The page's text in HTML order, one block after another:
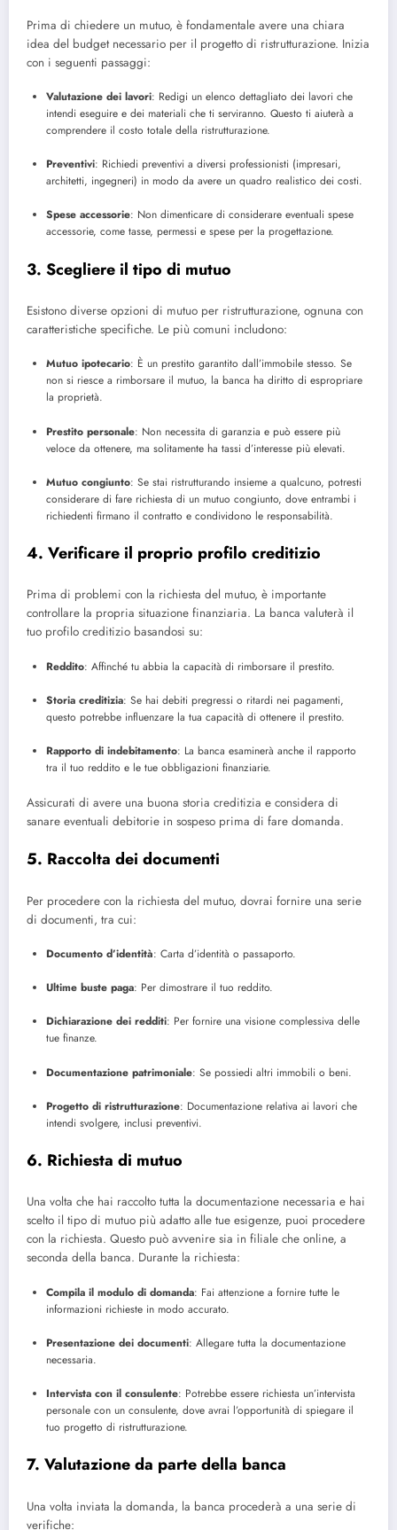
Prima di chiedere un mutuo, è fondamentale avere una chiara
idea del budget necessario per il progetto di ristrutturazione. Inizia
con i seguenti passaggi:
Valutazione dei lavori: Redigi un elenco dettagliato dei lavori che
intendi eseguire e dei materiali che ti serviranno. Questo ti aiuterà a
comprendere il costo totale della ristrutturazione.
Preventivi: Richiedi preventivi a diversi professionisti (impresari,
architetti, ingegneri) in modo da avere un quadro realistico dei costi.
Spese accessorie: Non dimenticare di considerare eventuali spese
accessorie, come tasse, permessi e spese per la progettazione.
3. Scegliere il tipo di mutuo
Esistono diverse opzioni di mutuo per ristrutturazione, ognuna con
caratteristiche specifiche. Le più comuni includono:
Mutuo ipotecario: È un prestito garantito dall’immobile stesso. Se
non si riesce a rimborsare il mutuo, la banca ha diritto di espropriare
la proprietà.
Prestito personale: Non necessita di garanzia e può essere più
veloce da ottenere, ma solitamente ha tassi d’interesse più elevati.
Mutuo congiunto: Se stai ristrutturando insieme a qualcuno, potresti
considerare di fare richiesta di un mutuo congiunto, dove entrambi i
richiedenti firmano il contratto e condividono le responsabilità.
4. Verificare il proprio profilo creditizio
Prima di problemi con la richiesta del mutuo, è importante
controllare la propria situazione finanziaria. La banca valuterà il
tuo profilo creditizio basandosi su:
Reddito: Affinché tu abbia la capacità di rimborsare il prestito.
Storia creditizia: Se hai debiti pregressi o ritardi nei pagamenti,
questo potrebbe influenzare la tua capacità di ottenere il prestito.
Rapporto di indebitamento: La banca esaminerà anche il rapporto
tra il tuo reddito e le tue obbligazioni finanziarie.
Assicurati di avere una buona storia creditizia e considera di
sanare eventuali debitorie in sospeso prima di fare domanda.
5. Raccolta dei documenti
Per procedere con la richiesta del mutuo, dovrai fornire una serie
di documenti, tra cui:
Documento d’identità: Carta d’identità o passaporto.
Ultime buste paga: Per dimostrare il tuo reddito.
Dichiarazione dei redditi: Per fornire una visione complessiva delle
tue finanze.
Documentazione patrimoniale: Se possiedi altri immobili o beni.
Progetto di ristrutturazione: Documentazione relativa ai lavori che
intendi svolgere, inclusi preventivi.
6. Richiesta di mutuo
Una volta che hai raccolto tutta la documentazione necessaria e hai
scelto il tipo di mutuo più adatto alle tue esigenze, puoi procedere
con la richiesta. Questo può avvenire sia in filiale che online, a
seconda della banca. Durante la richiesta:
Compila il modulo di domanda: Fai attenzione a fornire tutte le
informazioni richieste in modo accurato.
Presentazione dei documenti: Allegare tutta la documentazione
necessaria.
Intervista con il consulente: Potrebbe essere richiesta un’intervista
personale con un consulente, dove avrai l’opportunità di spiegare il
tuo progetto di ristrutturazione.
7. Valutazione da parte della banca
Una volta inviata la domanda, la banca procederà a una serie di
verifiche: